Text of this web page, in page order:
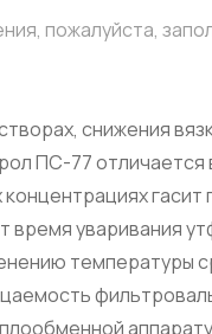
пожалуйста,
снижения
ПС-77
гасит
время уваривания
температуры